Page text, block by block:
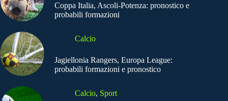
Coppa Italia, Ascoli-Potenza: pronostico e
probabili formazioni
Calcio
Jagiellonia Rangers, Europa League:
probabili formazioni e pronostico
Calcio, Sport